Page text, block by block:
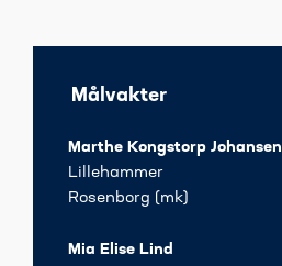
Målvakter
Marthe Kongstorp Johansen
Lillehammer
Rosenborg (mk)
Mia Elise Lind